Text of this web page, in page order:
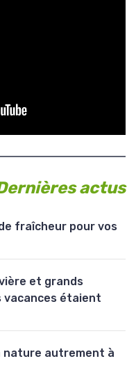
actus
fraîcheur pour vos
et grands
vacances étaient
nature autrement à